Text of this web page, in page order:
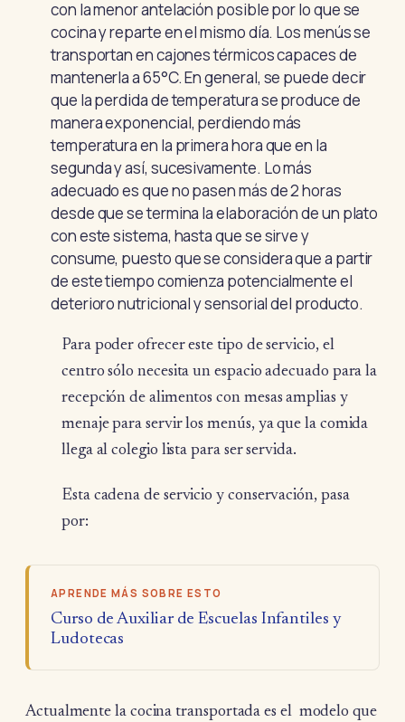
con la menor antelación posible por lo que se
cocina y reparte en el mismo día. Los menús se
transportan en cajones térmicos capaces de
mantenerla a 65°C. En general, se puede decir
que la perdida de temperatura se produce de
manera exponencial, perdiendo más
temperatura en la primera hora que en la
segunda y así, sucesivamente. Lo más
adecuado es que no pasen más de 2 horas
desde que se termina la elaboración de un plato
con este sistema, hasta que se sirve y
consume, puesto que se considera que a partir
de este tiempo comienza potencialmente el
deterioro nutricional y sensorial del producto.
Para poder ofrecer este tipo de servicio, el
centro sólo necesita un espacio adecuado para la
recepción de alimentos con mesas amplias y
menaje para servir los menús, ya que la comida
llega al colegio lista para ser servida.
Esta cadena de servicio y conservación, pasa
por:
APRENDE MÁS SOBRE ESTO
Curso de Auxiliar de Escuelas Infantiles y
Ludotecas
Actualmente la cocina transportada es el modelo que